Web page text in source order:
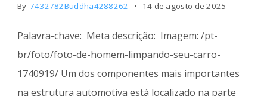
By 7432782Buddha4288262 14 de agosto de 2025
Palavra-chave: Meta descrição: Imagem: /pt-
br/foto/foto-de-homem-limpando-seu-carro-
1740919/ Um dos componentes mais importantes
na estrutura automotiva está localizado na parte